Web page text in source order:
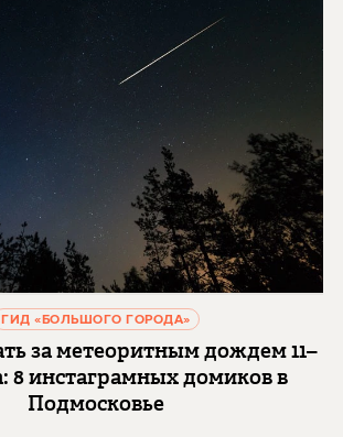
ГИД «БОЛЬШОГО ГОРОДА»
за метеоритным дождем 11–
8 инстаграмных домиков в
Подмосковье